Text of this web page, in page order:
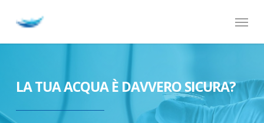
Menu
LA TUA ACQUA È DAVVERO SICURA?